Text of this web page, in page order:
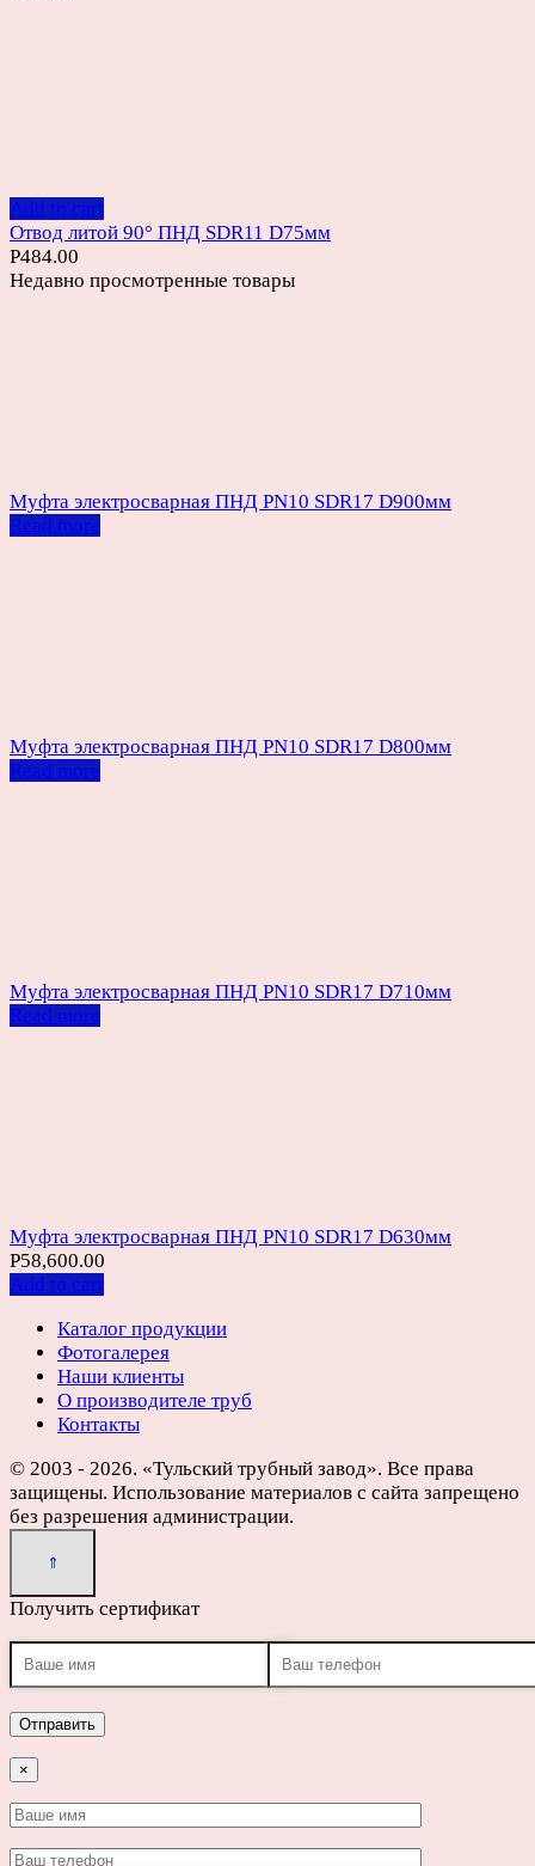
Add to cart
Отвод литой 90° ПНД SDR11 D75мм
Р484.00
Недавно просмотренные товары
Муфта электросварная ПНД PN10 SDR17 D900мм
Read more
Муфта электросварная ПНД PN10 SDR17 D800мм
Read more
Муфта электросварная ПНД PN10 SDR17 D710мм
Read more
Муфта электросварная ПНД PN10 SDR17 D630мм
Р58,600.00
Add to cart
Каталог продукции
Фотогалерея
Наши клиенты
О производителе труб
Контакты
© 2003 - 2026. «Тульский трубный завод». Все права
защищены. Использование материалов с сайта запрещено
без разрешения администрации.
Получить сертификат
×